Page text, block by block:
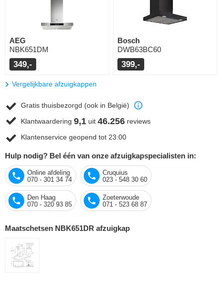
AEG
NBK651DM
349,-
Bosch
DWB63BC60
399,-
Vergelijkbare afzuigkappen
Gratis thuisbezorgd (ook in België)
Klantwaardering 9,1 uit 46.256 reviews
Klantenservice geopend tot 23:00
Hulp nodig? Bel één van onze afzuigkapspecialisten in:
Online afdeling
070 - 301 34 74
Cruquius
023 - 548 30 60
Den Haag
070 - 320 93 85
Zoeterwoude
071 - 523 68 87
Maatschetsen NBK651DR afzuigkap